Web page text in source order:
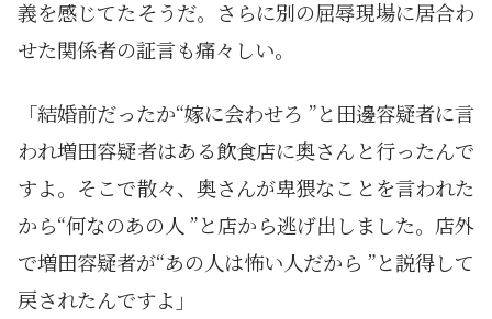
義を感じてたそうだ。さらに別の屈辱現場に居合わ
せた関係者の証言も痛々しい。
「結婚前だったか“嫁に会わせろ ”と田邊容疑者に言
われ増田容疑者はある飲食店に奥さんと行ったんで
すよ。そこで散々、奥さんが卑猥なことを言われた
から“何なのあの人 ”と店から逃げ出しました。店外
で増田容疑者が“あの人は怖い人だから ”と説得して
戻されたんですよ」